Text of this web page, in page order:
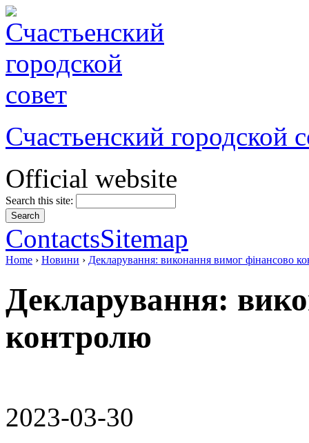
Счастьенский городской
Official website
Search this site:
ContactsSitemap
Home › Новини › Декларування: виконання вимог фінансово
Декларування:
контролю
2023-03-30